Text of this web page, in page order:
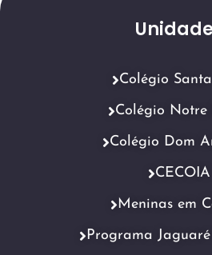
Colégio
Colégio Notre
Colégio Dom
CECOIA
Meninas em
Programa